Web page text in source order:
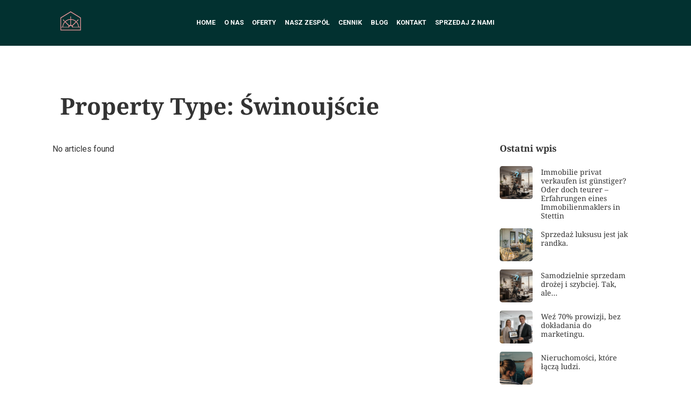
HOME O NAS OFERTY NASZ ZESPÓŁ CENNIK BLOG KONTAKT SPRZEDAJ Z NAMI
Property Type: Świnoujście
No articles found Ostatni wpis
Immobilie privat
verkaufen ist günstiger?
Oder doch teurer –
Erfahrungen eines
Immobilienmaklers in
Stettin
Sprzedaż luksusu jest jak
randka.
Samodzielnie sprzedam
drożej i szybciej. Tak,
ale…
Weź 70% prowizji, bez
dokładania do
marketingu.
Nieruchomości, które
łączą ludzi.